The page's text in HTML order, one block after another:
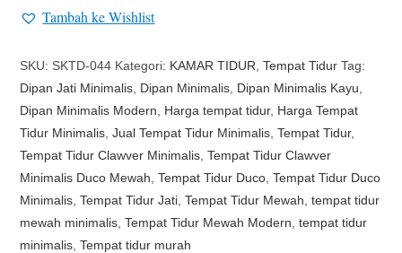
Tambah ke Wishlist
SKU: SKTD-044 Kategori: KAMAR TIDUR ,Tempat Tidur Tag:
Dipan Jati Minimalis Dipan Minimalis Dipan Minimalis Kayu
Dipan Minimalis Modern
Harga tempat tidur, Harga Tempat
Tidur Minimalis ,Jual Tempat Tidur Minimalis ,Tempat Tidur,
Tempat Tidur Clawver Minimalis ,Tempat Tidur Clawver
Minimalis Duco Mewah ,Tempat Tidur Duco ,Tempat Tidur Duco
Minimalis ,Tempat Tidur Jati ,Tempat Tidur Mewah ,tempat tidur
mewah minimalis ,Tempat Tidur Mewah Modern ,tempat tidur
minimalis ,Tempat tidur murah